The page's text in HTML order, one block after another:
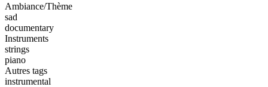
Ambiance/Thème
sad
documentary
Instruments
strings
piano
Autres tags
instrumental